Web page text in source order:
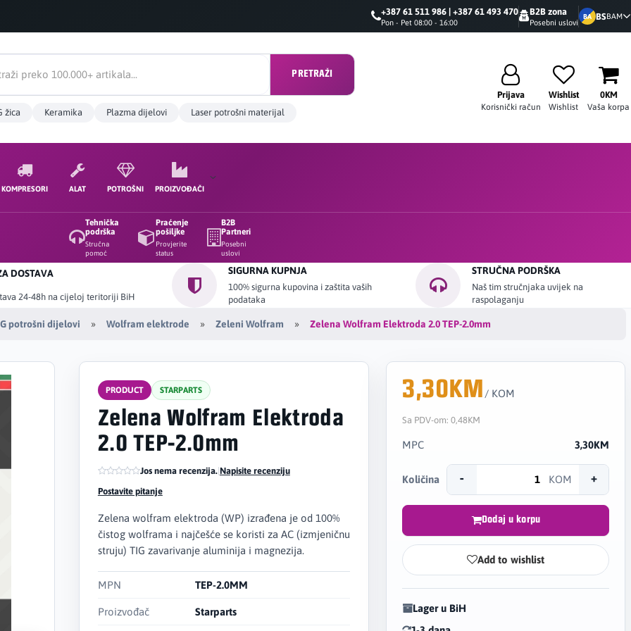
+387 61 511 986 | +387 61 493 470
Pon - Pet 08:00 - 16:00
B2B zona
Posebni uslovi
BA BSBAM
PRETRAŽI
žica Keramika Plazma dijelovi Laser potrošni materijal
Prijava
Korisnički račun
Wishlist
Wishlist
0KM
Vaša korpa
KOMPRESORI ALAT POTROŠNI PROIZVOĐAČI
Tehnička
podrška
Stručna
pomoć
Praćenje
pošiljke
Provjerite
status
B2B
Partneri
Posebni
uslovi
DOSTAVA
24-48h na cijeloj teritoriji BiH
SIGURNA KUPNJA
100% sigurna kupovina i zaštita vaših
podataka
STRUČNA PODRŠKA
Naš tim stručnjaka uvijek na
raspolaganju
potrošni dijelovi Wolfram elektrode Zeleni Wolfram Zelena Wolfram Elektroda 2.0 TEP-2.0mm
PRODUCT STARPARTS
Zelena Wolfram Elektroda
2.0 TEP-2.0mm
Jos nema recenzija.|Napisite recenziju
Postavite pitanje
Zelena wolfram elektroda (WP) izrađena je od 100%
čistog wolframa i najčešće se koristi za AC (izmjeničnu
struju) TIG zavarivanje aluminija i magnezija.
MPN TEP-2.0MM
Proizvođač Starparts
3,30KM / KOM
Sa PDV-om:0,48KM
MPC 3,30KM
Količina - KOM +
Dodaj u korpu
Add to wishlist
Lager u BiH